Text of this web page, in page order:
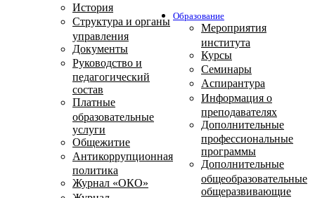
История
Структура и органы
управления
Документы
Руководство и
педагогический
состав
Платные
образовательные
услуги
Общежитие
Антикоррупционная
политика
Журнал «ОКО»
Образование
Мероприятия
института
Курсы
Семинары
Аспирантура
Информация о
преподавателях
Дополнительные
профессиональные
программы
Дополнительные
общеобразовательные
общеразвивающие